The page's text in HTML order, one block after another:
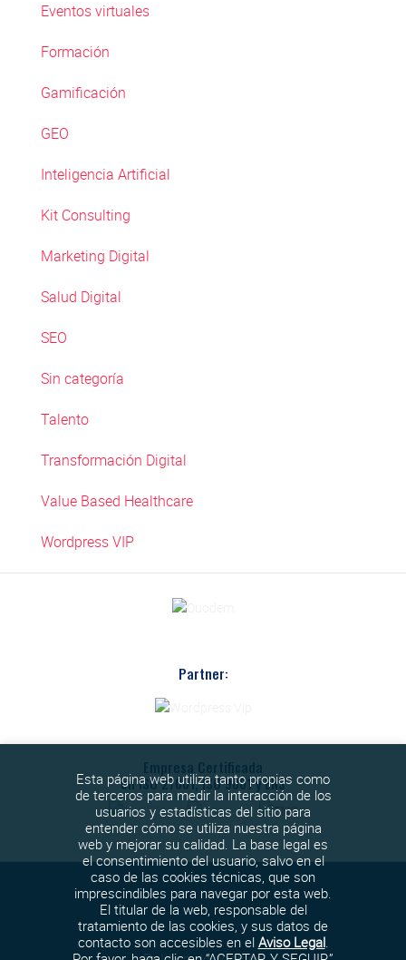
Eventos virtuales
Formación
Gamificación
GEO
Inteligencia Artificial
Kit Consulting
Marketing Digital
Salud Digital
SEO
Sin categoría
Talento
Transformación Digital
Value Based Healthcare
Wordpress VIP
Partner:
Empresa Certificada
en ISO 27001, ISO 9001 y ENS
Esta página web utiliza tanto propias como
de terceros para medir la interacción de los
usuarios y estadísticas del sitio para
entender cómo se utiliza nuestra página
web y mejorar su calidad. La base legal es
el consentimiento del usuario, salvo en el
caso de las cookies técnicas, que son
imprescindibles para navegar por esta web.
El titular de la web, responsable del
tratamiento de las cookies, y sus datos de
contacto son accesibles en el Aviso Legal.